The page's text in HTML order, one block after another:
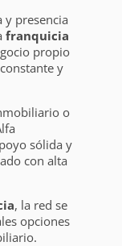
y presencia
franquicia
propio
y
o
sólida y
con alta
, la red se
opciones